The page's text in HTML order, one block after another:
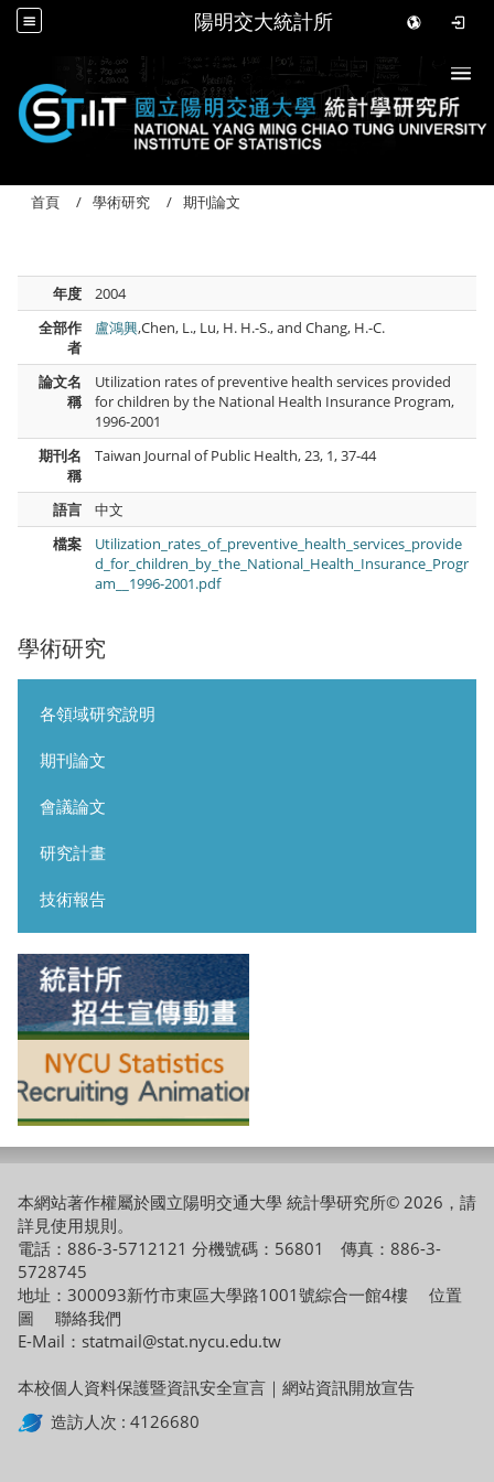
陽明交大統計所
學術研究
各領域研究說明
期刊論文
會議論文
研究計畫
技術報告
首頁 學術研究 期刊論文
年度
2004
全部作
者
盧鴻興,Chen, L., Lu, H. H.-S., and Chang, H.-C.
論文名
稱
Utilization rates of preventive health services provided
for children by the National Health Insurance Program,
1996-2001
期刊名
稱
Taiwan Journal of Public Health, 23, 1, 37-44
語言
中文
檔案
Utilization_rates_of_preventive_health_services_provide
d_for_children_by_the_National_Health_Insurance_Progr
am__1996-2001.pdf
本網站著作權屬於國立陽明交通大學 統計學研究所© 2026，請
詳見使用規則。
電話：886-3-5712121 分機號碼：56801 傳真：886-3-
5728745
地址：300093新竹市東區大學路1001號綜合一館4樓 位置
圖
聯絡我們
E-Mail：statmail@stat.nycu.edu.tw
本校個人資料保護暨資訊安全宣言 ｜ 網站資訊開放宣告
造訪人次 : 4126680